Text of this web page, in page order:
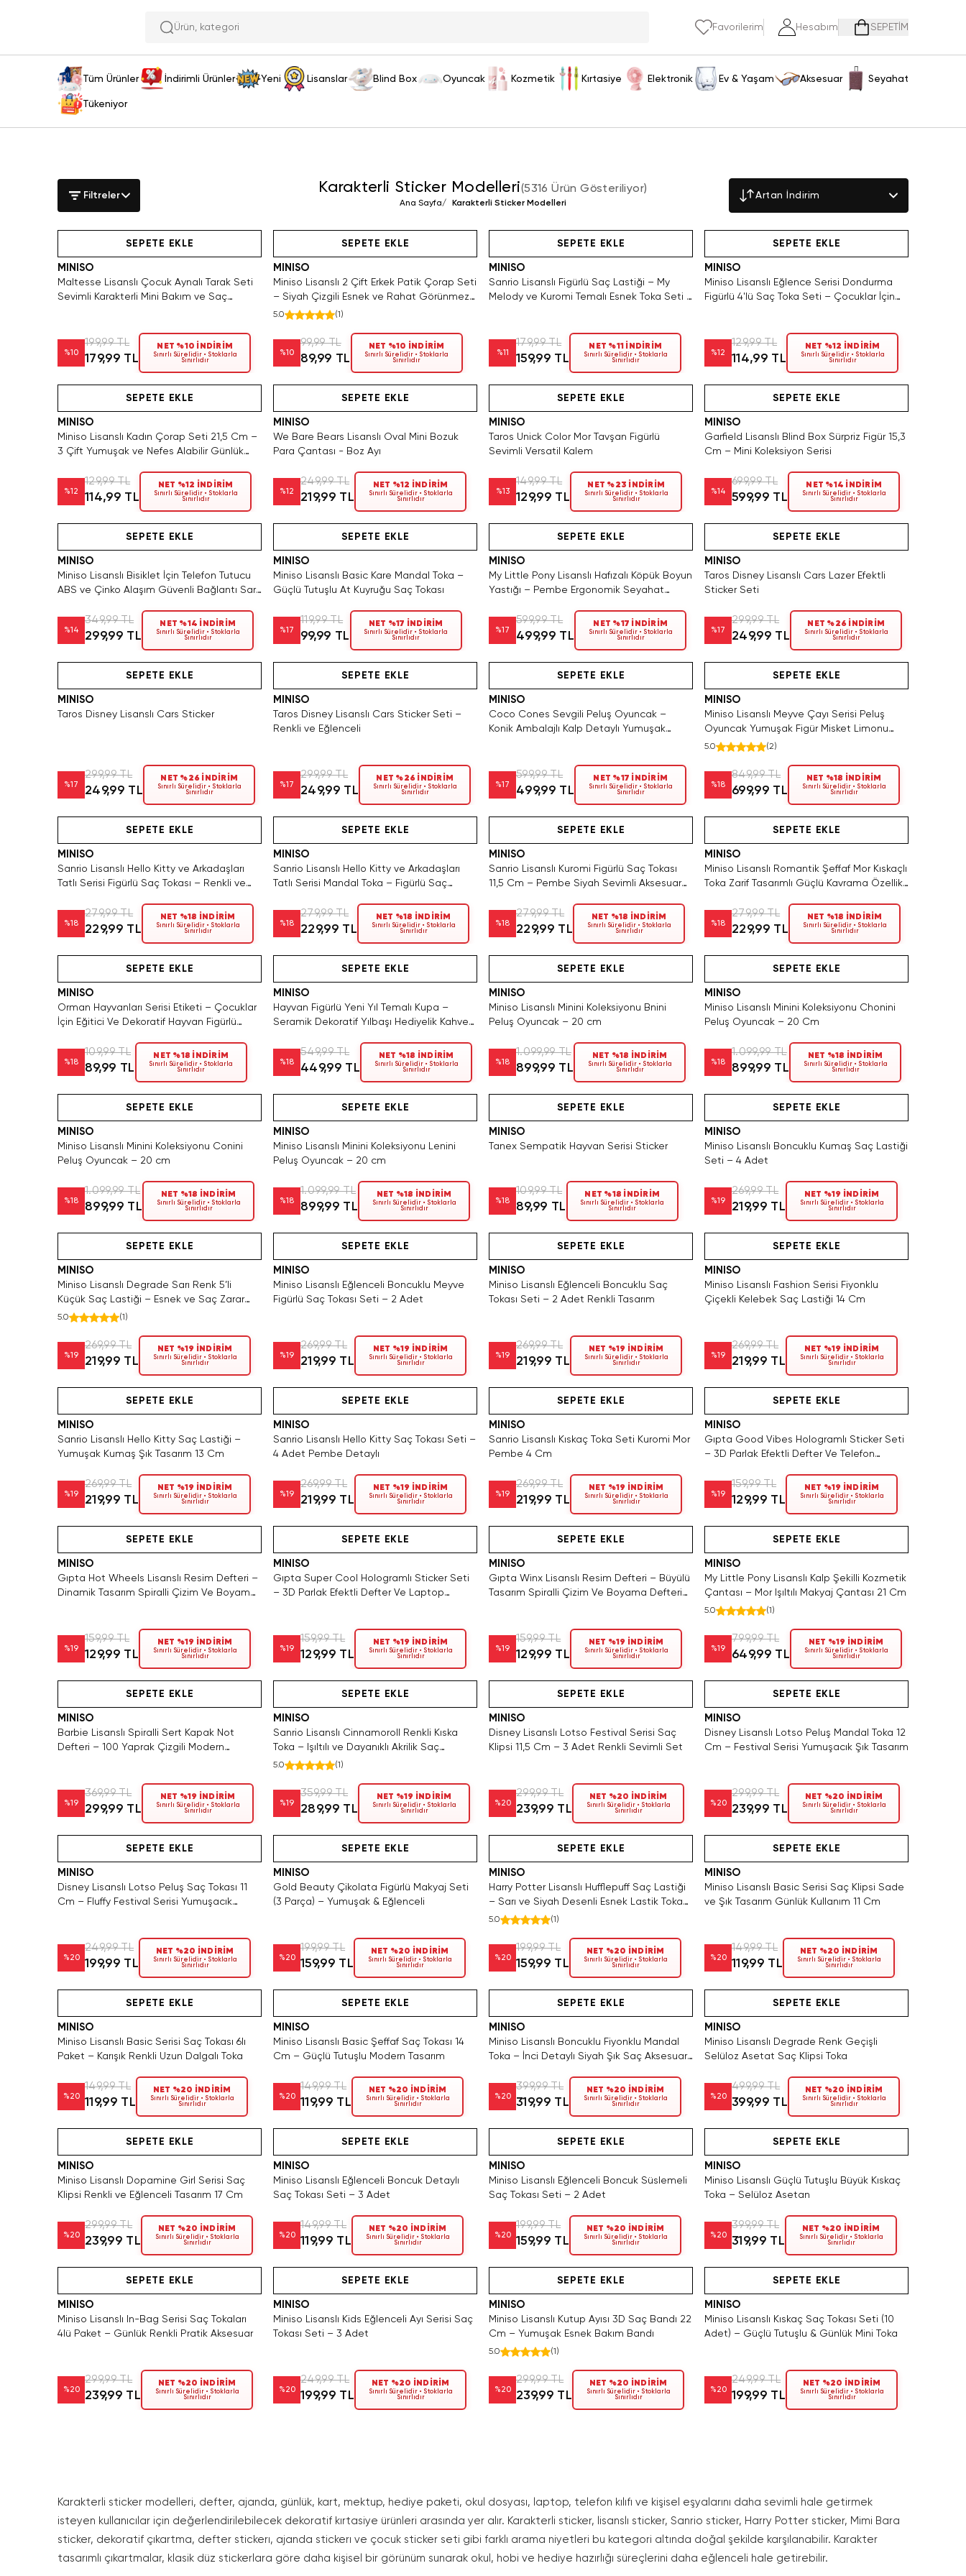
Ü Favorilerim Hesabım SEPETİM
Tüm Ürünler İndirimli Ürünler Yeni Lisanslar Blind Box Oyuncak Kozmetik Kırtasiye Elektronik Ev & Yaşam Aksesuar Seyahat
Tükeniyor
Filtreler Karakterli Sticker Modelleri(5316 Ürün Gösteriliyor)
Ana Sayfa/ Karakterli Sticker Modelleri
Artan İndirim
SEPETE EKLE
MINISO
Maltesse Lisanslı Çocuk Aynalı Tarak Seti
Sevimli Karakterli Mini Bakım ve Saç
%10
199,99 TL
179,99 TL
NET %10 İNDİRİM
Sınırlı Sürelidir • Stoklarla
Sınırlıdır
SEPETE EKLE
MINISO
Miniso Lisanslı 2 Çift Erkek Patik Çorap Seti
– Siyah Çizgili Esnek ve Rahat Görünmez
Çorap 24 Cm
5.0 (1 )
%10
99,99 TL
89,99 TL
NET %10 İNDİRİM
Sınırlı Sürelidir • Stoklarla
Sınırlıdır
SEPETE EKLE
MINISO
Sanrio Lisanslı Figürlü Saç Lastiği – My
Melody ve Kuromi Temalı Esnek Toka Seti 2
%11
179,99 TL
159,99 TL
NET %11 İNDİRİM
Sınırlı Sürelidir • Stoklarla
Sınırlıdır
SEPETE EKLE
MINISO
Miniso Lisanslı Eğlence Serisi Dondurma
Figürlü 4'lü Saç Toka Seti – Çocuklar İçin
%12
129,99 TL
114,99 TL
NET %12 İNDİRİM
Sınırlı Sürelidir • Stoklarla
Sınırlıdır
SEPETE EKLE
MINISO
Miniso Lisanslı Kadın Çorap Seti 21,5 Cm –
3 Çift Yumuşak ve Nefes Alabilir Günlük
%12
129,99 TL
114,99 TL
NET %12 İNDİRİM
Sınırlı Sürelidir • Stoklarla
Sınırlıdır
SEPETE EKLE
MINISO
We Bare Bears Lisanslı Oval Mini Bozuk
Para Çantası - Boz Ayı
%12
249,99 TL
219,99 TL
NET %12 İNDİRİM
Sınırlı Sürelidir • Stoklarla
Sınırlıdır
SEPETE EKLE
MINISO
Taros Unick Color Mor Tavşan Figürlü
Sevimli Versatil Kalem
%13
149,99 TL
129,99 TL
NET %23 İNDİRİM
Sınırlı Sürelidir • Stoklarla
Sınırlıdır
SEPETE EKLE
MINISO
Garfield Lisanslı Blind Box Sürpriz Figür 15,3
Cm – Mini Koleksiyon Serisi
%14
699,99 TL
599,99 TL
NET %14 İNDİRİM
Sınırlı Sürelidir • Stoklarla
Sınırlıdır
SEPETE EKLE
MINISO
Miniso Lisanslı Bisiklet İçin Telefon Tutucu
ABS ve Çinko Alaşım Güvenli Bağlantı Sarı
%14
349,99 TL
299,99 TL
NET %14 İNDİRİM
Sınırlı Sürelidir • Stoklarla
Sınırlıdır
SEPETE EKLE
MINISO
Miniso Lisanslı Basic Kare Mandal Toka –
Güçlü Tutuşlu At Kuyruğu Saç Tokası
%17
119,99 TL
99,99 TL
NET %17 İNDİRİM
Sınırlı Sürelidir • Stoklarla
Sınırlıdır
SEPETE EKLE
MINISO
My Little Pony Lisanslı Hafızalı Köpük Boyun
Yastığı – Pembe Ergonomik Seyahat
%17
599,99 TL
499,99 TL
NET %17 İNDİRİM
Sınırlı Sürelidir • Stoklarla
Sınırlıdır
SEPETE EKLE
MINISO
Taros Disney Lisanslı Cars Lazer Efektli
Sticker Seti
%17
299,99 TL
249,99 TL
NET %26 İNDİRİM
Sınırlı Sürelidir • Stoklarla
Sınırlıdır
SEPETE EKLE
MINISO
Taros Disney Lisanslı Cars Sticker
%17
299,99 TL
249,99 TL
NET %26 İNDİRİM
Sınırlı Sürelidir • Stoklarla
Sınırlıdır
SEPETE EKLE
MINISO
Taros Disney Lisanslı Cars Sticker Seti –
Renkli ve Eğlenceli
%17
299,99 TL
249,99 TL
NET %26 İNDİRİM
Sınırlı Sürelidir • Stoklarla
Sınırlıdır
SEPETE EKLE
MINISO
Coco Cones Sevgili Peluş Oyuncak –
Konik Ambalajlı Kalp Detaylı Yumuşak
%17
599,99 TL
499,99 TL
NET %17 İNDİRİM
Sınırlı Sürelidir • Stoklarla
Sınırlıdır
SEPETE EKLE
MINISO
Miniso Lisanslı Meyve Çayı Serisi Peluş
Oyuncak Yumuşak Figür Misket Limonu
Tasarımlı 30 cm
5.0 (2)
%18
849,99 TL
699,99 TL
NET %18 İNDİRİM
Sınırlı Sürelidir • Stoklarla
Sınırlıdır
SEPETE EKLE
MINISO
Sanrio Lisanslı Hello Kitty ve Arkadaşları
Tatlı Serisi Figürlü Saç Tokası – Renkli ve
%18
279,99 TL
229,99 TL
NET %18 İNDİRİM
Sınırlı Sürelidir • Stoklarla
Sınırlıdır
SEPETE EKLE
MINISO
Sanrio Lisanslı Hello Kitty ve Arkadaşları
Tatlı Serisi Mandal Toka – Figürlü Saç
%18
279,99 TL
229,99 TL
NET %18 İNDİRİM
Sınırlı Sürelidir • Stoklarla
Sınırlıdır
SEPETE EKLE
MINISO
Sanrio Lisanslı Kuromi Figürlü Saç Tokası
11,5 Cm – Pembe Siyah Sevimli Aksesuar
%18
279,99 TL
229,99 TL
NET %18 İNDİRİM
Sınırlı Sürelidir • Stoklarla
Sınırlıdır
SEPETE EKLE
MINISO
Miniso Lisanslı Romantik Şeffaf Mor Kıskaçlı
Toka Zarif Tasarımlı Güçlü Kavrama Özellikli
%18
279,99 TL
229,99 TL
NET %18 İNDİRİM
Sınırlı Sürelidir • Stoklarla
Sınırlıdır
SEPETE EKLE
MINISO
Orman Hayvanları Serisi Etiketi – Çocuklar
İçin Eğitici Ve Dekoratif Hayvan Figürlü
%18
109,99 TL
89,99 TL
NET %18 İNDİRİM
Sınırlı Sürelidir • Stoklarla
Sınırlıdır
SEPETE EKLE
MINISO
Hayvan Figürlü Yeni Yıl Temalı Kupa –
Seramik Dekoratif Yılbaşı Hediyelik Kahve
%18
549,99 TL
449,99 TL
NET %18 İNDİRİM
Sınırlı Sürelidir • Stoklarla
Sınırlıdır
SEPETE EKLE
MINISO
Miniso Lisanslı Minini Koleksiyonu Bnini
Peluş Oyuncak – 20 cm
%18
1.099,99 TL
899,99 TL
NET %18 İNDİRİM
Sınırlı Sürelidir • Stoklarla
Sınırlıdır
SEPETE EKLE
MINISO
Miniso Lisanslı Minini Koleksiyonu Chonini
Peluş Oyuncak – 20 Cm
%18
1.099,99 TL
899,99 TL
NET %18 İNDİRİM
Sınırlı Sürelidir • Stoklarla
Sınırlıdır
SEPETE EKLE
MINISO
Miniso Lisanslı Minini Koleksiyonu Conini
Peluş Oyuncak – 20 cm
%18
1.099,99 TL
899,99 TL
NET %18 İNDİRİM
Sınırlı Sürelidir • Stoklarla
Sınırlıdır
SEPETE EKLE
MINISO
Miniso Lisanslı Minini Koleksiyonu Lenini
Peluş Oyuncak – 20 cm
%18
1.099,99 TL
899,99 TL
NET %18 İNDİRİM
Sınırlı Sürelidir • Stoklarla
Sınırlıdır
SEPETE EKLE
MINISO
Tanex Sempatik Hayvan Serisi Sticker
%18
109,99 TL
89,99 TL
NET %18 İNDİRİM
Sınırlı Sürelidir • Stoklarla
Sınırlıdır
SEPETE EKLE
MINISO
Miniso Lisanslı Boncuklu Kumaş Saç Lastiği
Seti – 4 Adet
%19
269,99 TL
219,99 TL
NET %19 İNDİRİM
Sınırlı Sürelidir • Stoklarla
Sınırlıdır
SEPETE EKLE
MINISO
Miniso Lisanslı Degrade Sarı Renk 5’li
Küçük Saç Lastiği – Esnek ve Saç Zarar
Vermeyen Toka Seti 9 Cm
5.0 (1 )
%19
269,99 TL
219,99 TL
NET %19 İNDİRİM
Sınırlı Sürelidir • Stoklarla
Sınırlıdır
SEPETE EKLE
MINISO
Miniso Lisanslı Eğlenceli Boncuklu Meyve
Figürlü Saç Tokası Seti – 2 Adet
%19
269,99 TL
219,99 TL
NET %19 İNDİRİM
Sınırlı Sürelidir • Stoklarla
Sınırlıdır
SEPETE EKLE
MINISO
Miniso Lisanslı Eğlenceli Boncuklu Saç
Tokası Seti – 2 Adet Renkli Tasarım
%19
269,99 TL
219,99 TL
NET %19 İNDİRİM
Sınırlı Sürelidir • Stoklarla
Sınırlıdır
SEPETE EKLE
MINISO
Miniso Lisanslı Fashion Serisi Fiyonklu
Çiçekli Kelebek Saç Lastiği 14 Cm
%19
269,99 TL
219,99 TL
NET %19 İNDİRİM
Sınırlı Sürelidir • Stoklarla
Sınırlıdır
SEPETE EKLE
MINISO
Sanrio Lisanslı Hello Kitty Saç Lastiği –
Yumuşak Kumaş Şık Tasarım 13 Cm
%19
269,99 TL
219,99 TL
NET %19 İNDİRİM
Sınırlı Sürelidir • Stoklarla
Sınırlıdır
SEPETE EKLE
MINISO
Sanrio Lisanslı Hello Kitty Saç Tokası Seti –
4 Adet Pembe Detaylı
%19
269,99 TL
219,99 TL
NET %19 İNDİRİM
Sınırlı Sürelidir • Stoklarla
Sınırlıdır
SEPETE EKLE
MINISO
Sanrio Lisanslı Kıskaç Toka Seti Kuromi Mor
Pembe 4 Cm
%19
269,99 TL
219,99 TL
NET %19 İNDİRİM
Sınırlı Sürelidir • Stoklarla
Sınırlıdır
SEPETE EKLE
MINISO
Gıpta Good Vibes Hologramlı Sticker Seti
– 3D Parlak Efektli Defter Ve Telefon
%19
159,99 TL
129,99 TL
NET %19 İNDİRİM
Sınırlı Sürelidir • Stoklarla
Sınırlıdır
SEPETE EKLE
MINISO
Gıpta Hot Wheels Lisanslı Resim Defteri –
Dinamik Tasarım Spiralli Çizim Ve Boyama
%19
159,99 TL
129,99 TL
NET %19 İNDİRİM
Sınırlı Sürelidir • Stoklarla
Sınırlıdır
SEPETE EKLE
MINISO
Gıpta Super Cool Hologramlı Sticker Seti
– 3D Parlak Efektli Defter Ve Laptop
%19
159,99 TL
129,99 TL
NET %19 İNDİRİM
Sınırlı Sürelidir • Stoklarla
Sınırlıdır
SEPETE EKLE
MINISO
Gıpta Winx Lisanslı Resim Defteri – Büyülü
Tasarım Spiralli Çizim Ve Boyama Defteri
%19
159,99 TL
129,99 TL
NET %19 İNDİRİM
Sınırlı Sürelidir • Stoklarla
Sınırlıdır
SEPETE EKLE
MINISO
My Little Pony Lisanslı Kalp Şekilli Kozmetik
Çantası – Mor Işıltılı Makyaj Çantası 21 Cm
5.0 (1 )
%19
799,99 TL
649,99 TL
NET %19 İNDİRİM
Sınırlı Sürelidir • Stoklarla
Sınırlıdır
SEPETE EKLE
MINISO
Barbie Lisanslı Spiralli Sert Kapak Not
Defteri – 100 Yaprak Çizgili Modern
%19
369,99 TL
299,99 TL
NET %19 İNDİRİM
Sınırlı Sürelidir • Stoklarla
Sınırlıdır
SEPETE EKLE
MINISO
Sanrio Lisanslı Cinnamoroll Renkli Kıska
Toka – Işıltılı ve Dayanıklı Akrilik Saç
Aksesuarı
5.0 (1 )
%19
359,99 TL
289,99 TL
NET %19 İNDİRİM
Sınırlı Sürelidir • Stoklarla
Sınırlıdır
SEPETE EKLE
MINISO
Disney Lisanslı Lotso Festival Serisi Saç
Klipsi 11,5 Cm – 3 Adet Renkli Sevimli Set
%20
299,99 TL
239,99 TL
NET %20 İNDİRİM
Sınırlı Sürelidir • Stoklarla
Sınırlıdır
SEPETE EKLE
MINISO
Disney Lisanslı Lotso Peluş Mandal Toka 12
Cm – Festival Serisi Yumuşacık Şık Tasarım
%20
299,99 TL
239,99 TL
NET %20 İNDİRİM
Sınırlı Sürelidir • Stoklarla
Sınırlıdır
SEPETE EKLE
MINISO
Disney Lisanslı Lotso Peluş Saç Tokası 11
Cm – Fluffy Festival Serisi Yumuşacık
%20
249,99 TL
199,99 TL
NET %20 İNDİRİM
Sınırlı Sürelidir • Stoklarla
Sınırlıdır
SEPETE EKLE
MINISO
Gold Beauty Çikolata Figürlü Makyaj Seti
(3 Parça) – Yumuşak & Eğlenceli
%20
199,99 TL
159,99 TL
NET %20 İNDİRİM
Sınırlı Sürelidir • Stoklarla
Sınırlıdır
SEPETE EKLE
MINISO
Harry Potter Lisanslı Hufflepuff Saç Lastiği
– Sarı ve Siyah Desenli Esnek Lastik Toka
Aksesuarı
5.0 (1 )
%20
199,99 TL
159,99 TL
NET %20 İNDİRİM
Sınırlı Sürelidir • Stoklarla
Sınırlıdır
SEPETE EKLE
MINISO
Miniso Lisanslı Basic Serisi Saç Klipsi Sade
ve Şık Tasarım Günlük Kullanım 11 Cm
%20
149,99 TL
119,99 TL
NET %20 İNDİRİM
Sınırlı Sürelidir • Stoklarla
Sınırlıdır
SEPETE EKLE
MINISO
Miniso Lisanslı Basic Serisi Saç Tokası 6lı
Paket – Karışık Renkli Uzun Dalgalı Toka
%20
149,99 TL
119,99 TL
NET %20 İNDİRİM
Sınırlı Sürelidir • Stoklarla
Sınırlıdır
SEPETE EKLE
MINISO
Miniso Lisanslı Basic Şeffaf Saç Tokası 14
Cm – Güçlü Tutuşlu Modern Tasarım
%20
149,99 TL
119,99 TL
NET %20 İNDİRİM
Sınırlı Sürelidir • Stoklarla
Sınırlıdır
SEPETE EKLE
MINISO
Miniso Lisanslı Boncuklu Fiyonklu Mandal
Toka – İnci Detaylı Siyah Şık Saç Aksesuarı
%20
399,99 TL
319,99 TL
NET %20 İNDİRİM
Sınırlı Sürelidir • Stoklarla
Sınırlıdır
SEPETE EKLE
MINISO
Miniso Lisanslı Degrade Renk Geçişli
Selüloz Asetat Saç Klipsi Toka
%20
499,99 TL
399,99 TL
NET %20 İNDİRİM
Sınırlı Sürelidir • Stoklarla
Sınırlıdır
SEPETE EKLE
MINISO
Miniso Lisanslı Dopamine Girl Serisi Saç
Klipsi Renkli ve Eğlenceli Tasarım 17 Cm
%20
299,99 TL
239,99 TL
NET %20 İNDİRİM
Sınırlı Sürelidir • Stoklarla
Sınırlıdır
SEPETE EKLE
MINISO
Miniso Lisanslı Eğlenceli Boncuk Detaylı
Saç Tokası Seti – 3 Adet
%20
149,99 TL
119,99 TL
NET %20 İNDİRİM
Sınırlı Sürelidir • Stoklarla
Sınırlıdır
SEPETE EKLE
MINISO
Miniso Lisanslı Eğlenceli Boncuk Süslemeli
Saç Tokası Seti – 2 Adet
%20
199,99 TL
159,99 TL
NET %20 İNDİRİM
Sınırlı Sürelidir • Stoklarla
Sınırlıdır
SEPETE EKLE
MINISO
Miniso Lisanslı Güçlü Tutuşlu Büyük Kıskaç
Toka – Selüloz Asetan
%20
399,99 TL
319,99 TL
NET %20 İNDİRİM
Sınırlı Sürelidir • Stoklarla
Sınırlıdır
SEPETE EKLE
MINISO
Miniso Lisanslı In-Bag Serisi Saç Tokaları
4lü Paket – Günlük Renkli Pratik Aksesuar
%20
299,99 TL
239,99 TL
NET %20 İNDİRİM
Sınırlı Sürelidir • Stoklarla
Sınırlıdır
SEPETE EKLE
MINISO
Miniso Lisanslı Kids Eğlenceli Ayı Serisi Saç
Tokası Seti – 3 Adet
%20
249,99 TL
199,99 TL
NET %20 İNDİRİM
Sınırlı Sürelidir • Stoklarla
Sınırlıdır
SEPETE EKLE
MINISO
Miniso Lisanslı Kutup Ayısı 3D Saç Bandı 22
Cm – Yumuşak Esnek Bakım Bandı
5.0 (1 )
%20
299,99 TL
239,99 TL
NET %20 İNDİRİM
Sınırlı Sürelidir • Stoklarla
Sınırlıdır
SEPETE EKLE
MINISO
Miniso Lisanslı Kıskaç Saç Tokası Seti (10
Adet) – Güçlü Tutuşlu & Günlük Mini Toka
%20
249,99 TL
199,99 TL
NET %20 İNDİRİM
Sınırlı Sürelidir • Stoklarla
Sınırlıdır
Karakterli sticker modelleri, defter, ajanda, günlük, kart, mektup, hediye paketi, okul dosyası, laptop, telefon kılıfı ve kişisel eşyalarını daha sevimli hale getirmek
isteyen kullanıcılar için değerlendirilebilecek dekoratif kırtasiye ürünleri arasında yer alır. Karakterli sticker, lisanslı sticker, Sanrio sticker, Harry Potter sticker, Mimi Bara
sticker, dekoratif çıkartma, defter stickerı, ajanda stickerı ve çocuk sticker seti gibi farklı arama niyetleri bu kategori altında doğal şekilde karşılanabilir. Karakter
tasarımlı çıkartmalar, klasik düz stickerlara göre daha kişisel bir görünüm sunarak okul, hobi ve hediye hazırlığı süreçlerini daha eğlenceli hale getirebilir.